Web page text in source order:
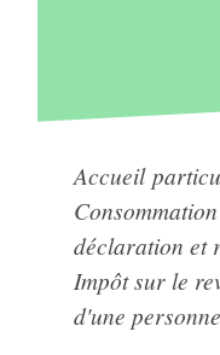
Accueil
Consommation
déclaration et
Impôt sur le
d'une